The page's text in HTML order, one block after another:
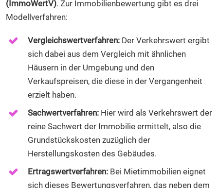
(ImmoWertV). Zur Immobilienbewertung gibt es drei
Modellverfahren:
Vergleichswertverfahren: Der Verkehrswert ergibt
sich dabei aus dem Vergleich mit ähnlichen
Häusern in der Umgebung und den
Verkaufspreisen, die diese in der Vergangenheit
erzielt haben.
Sachwertverfahren: Hier wird als Verkehrswert der
reine Sachwert der Immobilie ermittelt, also die
Grundstückskosten zuzüglich der
Herstellungskosten des Gebäudes.
Ertragswertverfahren: Bei Mietimmobilien eignet
sich dieses Bewertungsverfahren, das neben dem